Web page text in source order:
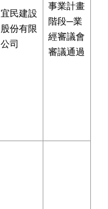
宜民建設
股份有限
公司
事業計畫
階段─業
經審議會
審議通過